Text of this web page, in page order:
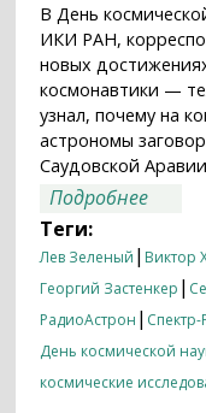
В День
ИКИ РАН,
новых
космонавтики —
узнал, почему на
астрономы
Саудовской
Подробнее
Теги:
Лев Зеленый | Виктор
Георгий Застенкер |
РадиоАстрон | Спектр-
День космической
космические